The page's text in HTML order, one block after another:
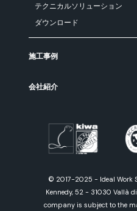
テクニカルソリューション
ダウンロード
施工事例
会社紹介
© 2017-2025 - Ideal Work
Kennedy, 52 - 31030 Vallà
company is subject to the